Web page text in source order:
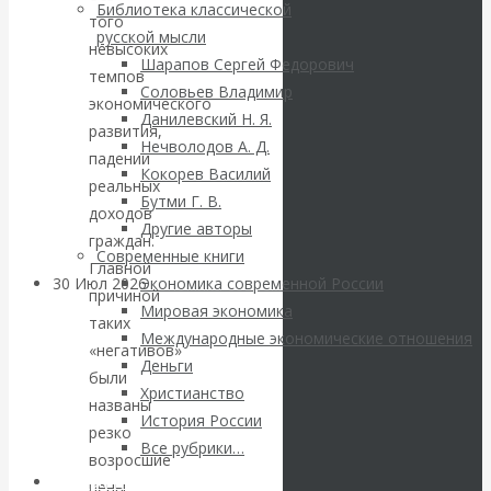
Библиотека классической
русской мысли
Шарапов Сергей Федорович
Соловьев Владимир
Данилевский Н. Я.
Нечволодов А. Д.
Кокорев Василий
Бутми Г. В.
Другие авторы
Современные книги
Экономика современной России
Мировая экономика
Международные экономические отношения
Деньги
Христианство
История России
Все рубрики…
Авторы РЭОШ
ВАлентин
Катасонов.
Саммит НАТО в
Турции: Drang
nach Osten
30 Июл 2026Банки
Валентин
Катасонов. Кто
определяет
того
невысоких
темпов
экономического
развития,
падении
реальных
доходов
граждан.
Главной
причиной
таких
«негативов»
были
названы
резко
возросшие